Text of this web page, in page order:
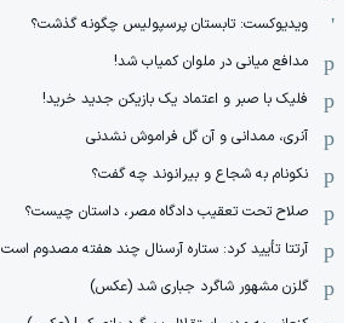
ویدیوکست: تابستان پرسپولیس چگونه گذشت؟
مدافع میانی در ملوان کمیاب شد!
فلیک با صبر و اعتماد یک بازیکن جدید خرید!
آنری، ممدانی و آن گل فراموش نشدنی
نکونام به شجاع و بیرانوند چه گفت؟
صلاح تحت تعقیب دادگاه مصر، داستان چیست؟
آرتتا تأیید کرد: ستاره آرسنال چند هفته مصدوم است
گلزن مشهور شاگرد جباری شد (عکس)